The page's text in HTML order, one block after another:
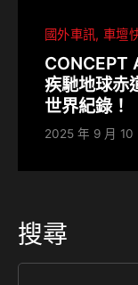
國外車訊 車壇
CONCEPT
疾馳地球
世界紀錄！
2025 年 9 月 10
搜尋